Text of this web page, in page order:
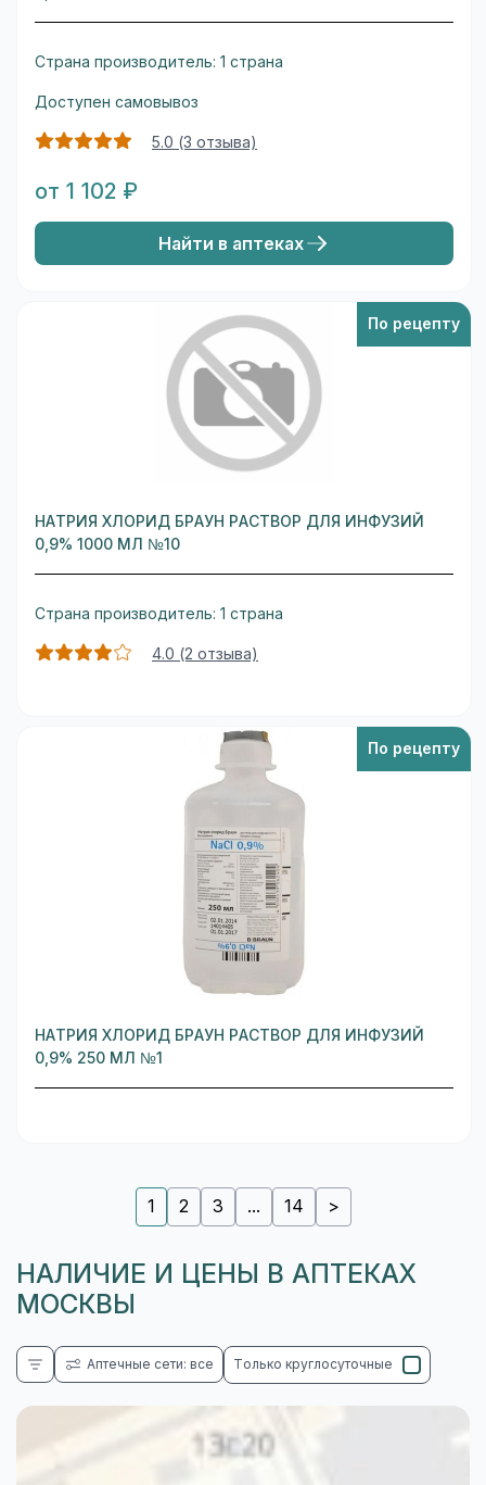
Страна производитель: 1 страна
Доступен самовывоз
5.0 (3 отзыва)
от 1 102 ₽
Найти в аптеках
По рецепту
НАТРИЯ ХЛОРИД БРАУН РАСТВОР ДЛЯ ИНФУЗИЙ
0,9% 1000 МЛ №10
Страна производитель: 1 страна
4.0 (2 отзыва)
По рецепту
НАТРИЯ ХЛОРИД БРАУН РАСТВОР ДЛЯ ИНФУЗИЙ
0,9% 250 МЛ №1
1 2 3 ... 14 >
НАЛИЧИЕ И ЦЕНЫ В АПТЕКАХ
МОСКВЫ
Аптечные сети: все Только круглосуточные